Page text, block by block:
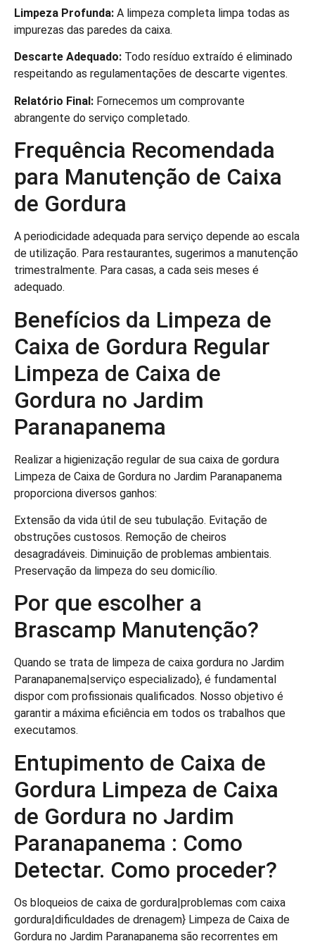
Limpeza Profunda: A limpeza completa limpa todas as
impurezas das paredes da caixa.
Descarte Adequado: Todo resíduo extraído é eliminado
respeitando as regulamentações de descarte vigentes.
Relatório Final: Fornecemos um comprovante
abrangente do serviço completado.
Frequência Recomendada
para Manutenção de Caixa
de Gordura
A periodicidade adequada para serviço depende ao escala
de utilização. Para restaurantes, sugerimos a manutenção
trimestralmente. Para casas, a cada seis meses é
adequado.
Benefícios da Limpeza de
Caixa de Gordura Regular
Limpeza de Caixa de
Gordura no Jardim
Paranapanema
Realizar a higienização regular de sua caixa de gordura
Limpeza de Caixa de Gordura no Jardim Paranapanema
proporciona diversos ganhos:
Extensão da vida útil de seu tubulação. Evitação de
obstruções custosos. Remoção de cheiros
desagradáveis. Diminuição de problemas ambientais.
Preservação da limpeza do seu domicílio.
Por que escolher a
Brascamp Manutenção?
Quando se trata de limpeza de caixa gordura no Jardim
Paranapanema|serviço especializado}, é fundamental
dispor com profissionais qualificados. Nosso objetivo é
garantir a máxima eficiência em todos os trabalhos que
executamos.
Entupimento de Caixa de
Gordura Limpeza de Caixa
de Gordura no Jardim
Paranapanema : Como
Detectar. Como proceder?
Os bloqueios de caixa de gordura|problemas com caixa
gordura|dificuldades de drenagem} Limpeza de Caixa de
Gordura no Jardim Paranapanema são recorrentes em